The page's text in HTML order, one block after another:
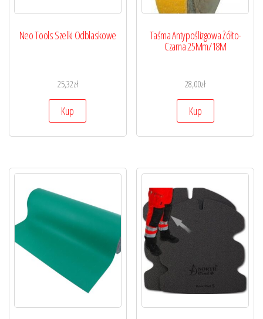
Neo Tools Szelki Odblaskowe
25,32zł
Kup
Taśma Antypoślizgowa Żółto-
Czarna 25Mm/18M
28,00zł
Kup